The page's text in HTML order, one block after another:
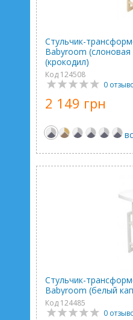
Стульчик-
Babyroom
(крокодил)
Код 124508
0
2 149 грн
Стульчик-
Babyroom (белый
Код 124485
0